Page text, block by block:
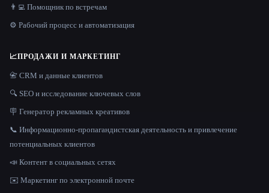
👨‍💻 Помощник по встречам
⚙️ Рабочий процесс и автоматизация
📈ПРОДАЖИ И МАРКЕТИНГ
📇 CRM и данные клиентов
🔍 SEO и исследование ключевых слов
🪧 Генератор рекламных креативов
📞 Информационно-пропагандистская деятельность и привлечение
потенциальных клиентов
📣 Контент в социальных сетях
✉️ Маркетинг по электронной почте